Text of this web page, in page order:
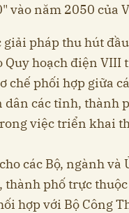
vào năm 2050 của
giải pháp thu hút
Quy hoạch điện VIII
chế phối hợp giữa
dân các tỉnh, thành
việc triển khai
các Bộ, ngành và
thành phố trực
hợp với Bộ Công